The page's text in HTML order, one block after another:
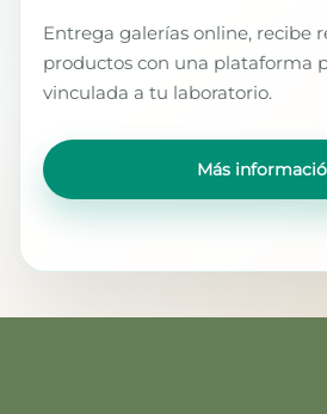
Entrega galerías online, recibe
productos con una plataforma
vinculada a tu laboratorio.
Más